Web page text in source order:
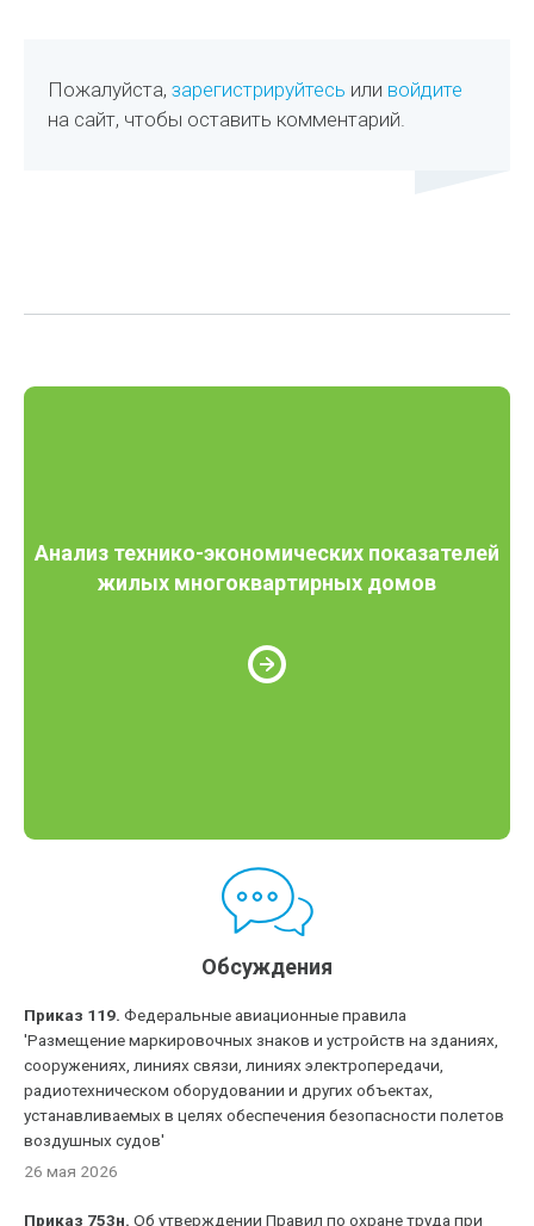
Пожалуйста,зарегистрируйтесь или войдите
на сайт, чтобы оставить комментарий.
Анализ технико-экономических показателей
жилых многоквартирных домов
Обсуждения
Приказ 119. Федеральные авиационные правила
'Размещение маркировочных знаков и устройств на зданиях,
сооружениях, линиях связи, линиях электропередачи,
радиотехническом оборудовании и других объектах,
устанавливаемых в целях обеспечения безопасности полетов
воздушных судов'
26 мая 2026
Приказ 753н. Об утверждении Правил по охране труда при